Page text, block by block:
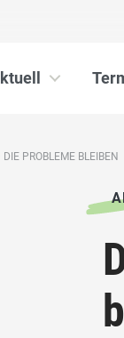
PROBLEME BLEIBEN